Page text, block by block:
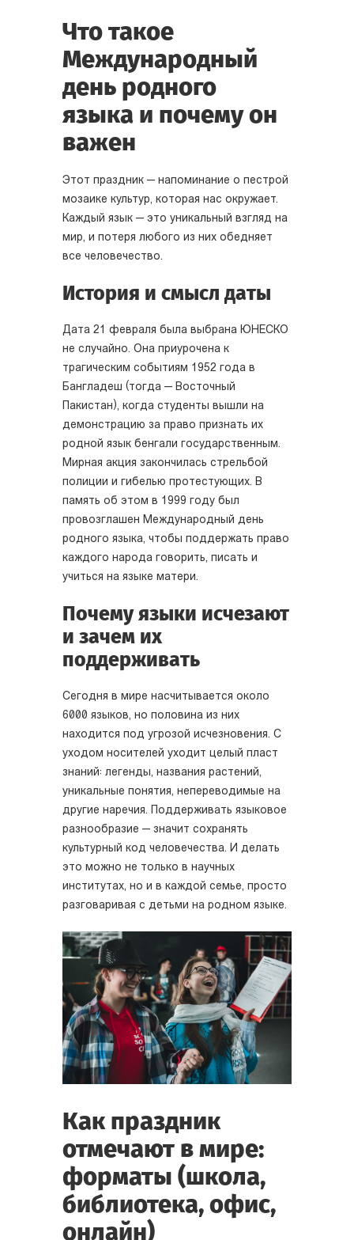
Что такое
Международный
день родного
языка и почему он
важен
Этот праздник — напоминание о пестрой
мозаике культур, которая нас окружает.
Каждый язык — это уникальный взгляд на
мир, и потеря любого из них обедняет
все человечество.
История и смысл даты
Дата 21 февраля была выбрана ЮНЕСКО
не случайно. Она приурочена к
трагическим событиям 1952 года в
Бангладеш (тогда — Восточный
Пакистан), когда студенты вышли на
демонстрацию за право признать их
родной язык бенгали государственным.
Мирная акция закончилась стрельбой
полиции и гибелью протестующих. В
память об этом в 1999 году был
провозглашен Международный день
родного языка, чтобы поддержать право
каждого народа говорить, писать и
учиться на языке матери.
Почему языки исчезают
и зачем их
поддерживать
Сегодня в мире насчитывается около
6000 языков, но половина из них
находится под угрозой исчезновения. С
уходом носителей уходит целый пласт
знаний: легенды, названия растений,
уникальные понятия, непереводимые на
другие наречия. Поддерживать языковое
разнообразие — значит сохранять
культурный код человечества. И делать
это можно не только в научных
институтах, но и в каждой семье, просто
разговаривая с детьми на родном языке.
Как праздник
отмечают в мире:
форматы (школа,
библиотека, офис,
онлайн)